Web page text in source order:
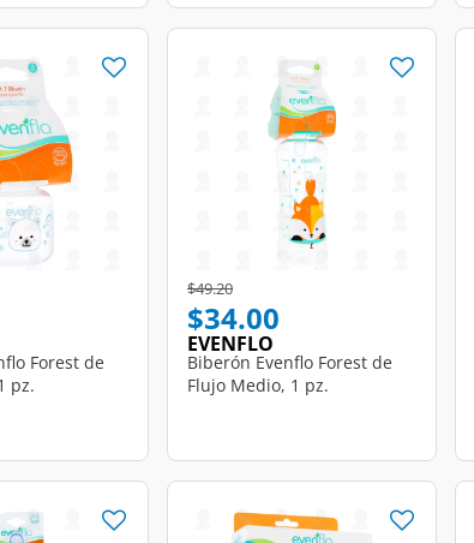
Forest de
pz.
Price reduced from
$49.20to
$34.00
EVENFLO
Biberón Evenflo Forest de
Flujo Medio, 1 pz.